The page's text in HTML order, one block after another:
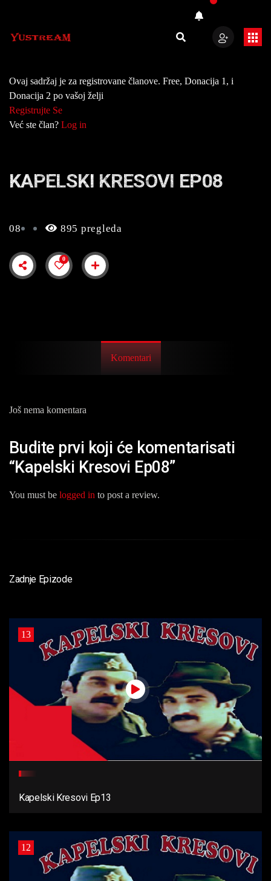
Ovaj sadržaj je za registrovane članove. Free, Donacija 1, i
Donacija 2 po vašoj želji
Registrujte Se
Već ste član? Log in
KAPELSKI KRESOVI EP08
08 895 pregleda
0
Komentari
Još nema komentara
Budite prvi koji će komentarisati
“Kapelski Kresovi Ep08”
You must be logged in to post a review.
Zadnje Epizode
13
Kapelski Kresovi Ep13
12